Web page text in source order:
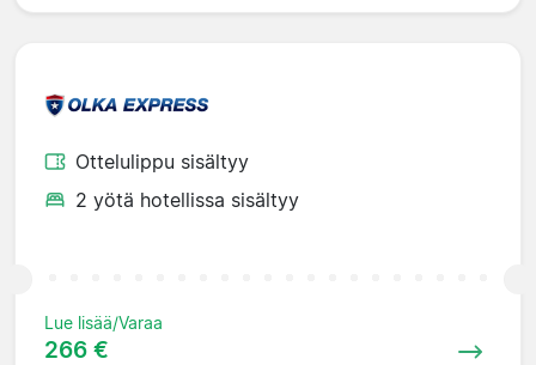
Ottelulippu sisältyy
2 yötä hotellissa sisältyy
Lue lisää/Varaa
266 €